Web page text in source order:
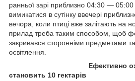
ранньої зарі приблизно 04:30 — 05:00
вимикатися в сутінку ввечері
вечора, коли птиці вже залітають на
прилад треба таким способом, щоб
закривався сторонніми предметами
освітлення.
Ефективно
становить 10 гектарів